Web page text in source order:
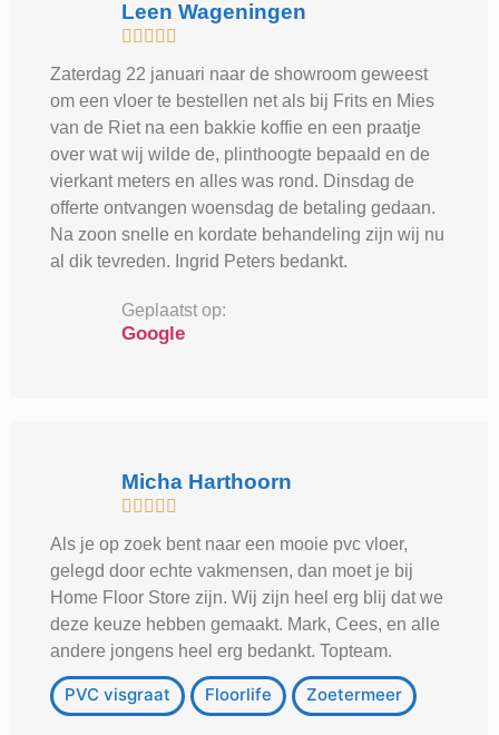
Leen Wageningen
    
Zaterdag 22 januari naar de showroom geweest
om een vloer te bestellen net als bij Frits en Mies
van de Riet na een bakkie koffie en een praatje
over wat wij wilde de, plinthoogte bepaald en de
vierkant meters en alles was rond. Dinsdag de
offerte ontvangen woensdag de betaling gedaan.
Na zoon snelle en kordate behandeling zijn wij nu
al dik tevreden. Ingrid Peters bedankt.
Geplaatst op:
Google
Micha Harthoorn
    
Als je op zoek bent naar een mooie pvc vloer,
gelegd door echte vakmensen, dan moet je bij
Home Floor Store zijn. Wij zijn heel erg blij dat we
deze keuze hebben gemaakt. Mark, Cees, en alle
andere jongens heel erg bedankt. Topteam.
PVC visgraat Floorlife Zoetermeer